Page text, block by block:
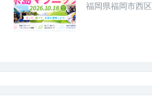
福岡県福岡市西区